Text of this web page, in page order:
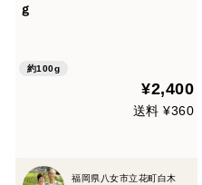
ｇ
約100g
¥2,400
送料 ¥360
福岡県八女市立花町白木